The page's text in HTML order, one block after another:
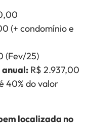
(+ condomínio e
(Fev/25)
anual:R$ 2.937,00
40% do valor
localizada no